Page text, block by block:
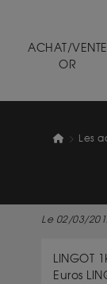
ACHAT/VENTE
OR
Les
Le 02/03/
LINGOT
Euros